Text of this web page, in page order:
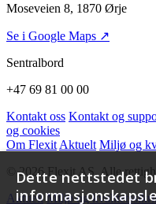
Moseveien 8, 1870 Ørje
Se i Google Maps ↗
Sentralbord
+47 69 81 00 00
Kontakt oss Kontakt og
og cookies
Om Flexit Aktuelt Miljø og
© 2026 Flexit AS. Alle
Aktuelt Miljø og
Dette nettstedet